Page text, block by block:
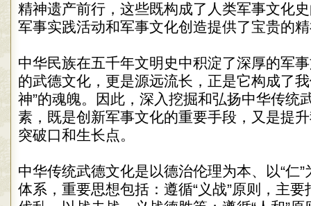
精神遗产前行，这些既构成了人类军事文化
军事实践活动和军事文化创造提供了宝贵的
中华民族在五千年文明史中积淀了深厚的军
的武德文化，更是源远流长，正是它构成了
神”的魂魄。因此，深入挖掘和弘扬中华传统
素，既是创新军事文化的重要手段，又是提
突破口和生长点。
中华传统武德文化是以德治伦理为本、以“仁
体系，重要思想包括：遵循“义战”原则，主